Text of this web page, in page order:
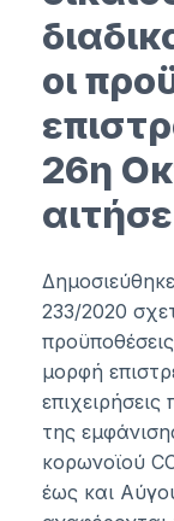
οι
26η
233/2020
μορφή
της
κορωνοϊού
έως και